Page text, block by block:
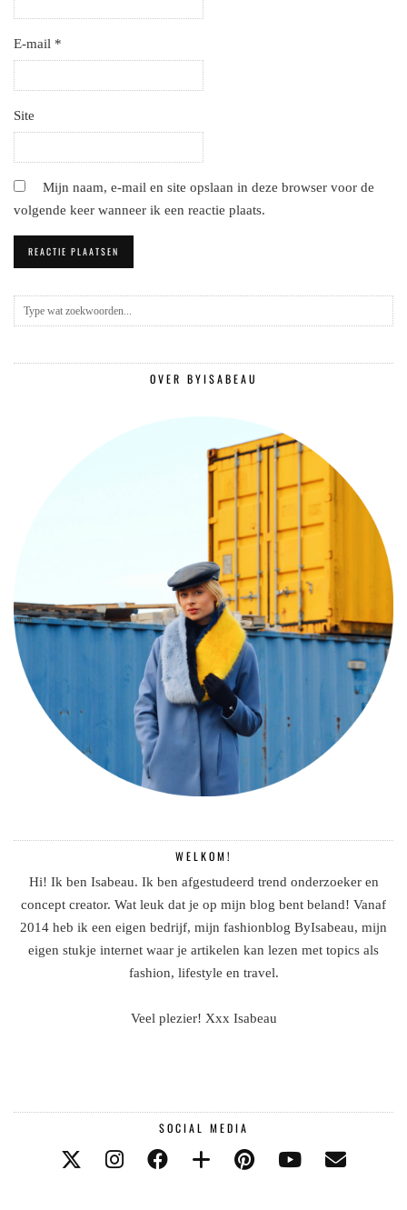
E-mail *
Site
Mijn naam, e-mail en site opslaan in deze browser voor de
volgende keer wanneer ik een reactie plaats.
OVER BYISABEAU
WELKOM!
Hi! Ik ben Isabeau. Ik ben afgestudeerd trend onderzoeker en
concept creator. Wat leuk dat je op mijn blog bent beland! Vanaf
2014 heb ik een eigen bedrijf, mijn fashionblog ByIsabeau, mijn
eigen stukje internet waar je artikelen kan lezen met topics als
fashion, lifestyle en travel.
Veel plezier! Xxx Isabeau
SOCIAL MEDIA